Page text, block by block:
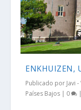
ENKHUIZEN,
Publicado por Javi
Países Bajos | 0